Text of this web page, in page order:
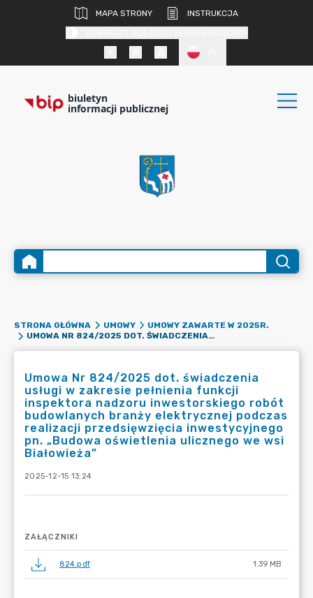
MAPA STRONY
INSTRUKCJA
biuletyn
informacji publicznej
STRONA GŁÓWNA UMOWY
UMOWY ZAWARTE W 2025R.
UMOWA NR 824/2025 DOT. ŚWIADCZENIA USŁUGI W ZAKRESIE PEŁNIENIA FUNKCJI INSPEKTORA NADZORU INWESTORSKIEGO ROBÓT BUDOWLANYCH BRANŻY ELEKTRYCZNEJ PODCZAS REALIZACJI PRZEDSIĘWZIĘCIA INWESTYCYJNEGO PN. „BUDOWA OŚWIETLENIA ULICZNEGO WE WSI BIAŁOWIEŻA”
Umowa Nr 824/2025 dot. świadczenia
usługi w zakresie pełnienia funkcji
inspektora nadzoru inwestorskiego robót
budowlanych branży elektrycznej podczas
realizacji przedsięwzięcia inwestycyjnego
pn. „Budowa oświetlenia ulicznego we wsi
Białowieża”
2025-12-15 13:24
ZAŁĄCZNIKI
824.pdf 1.39 MB